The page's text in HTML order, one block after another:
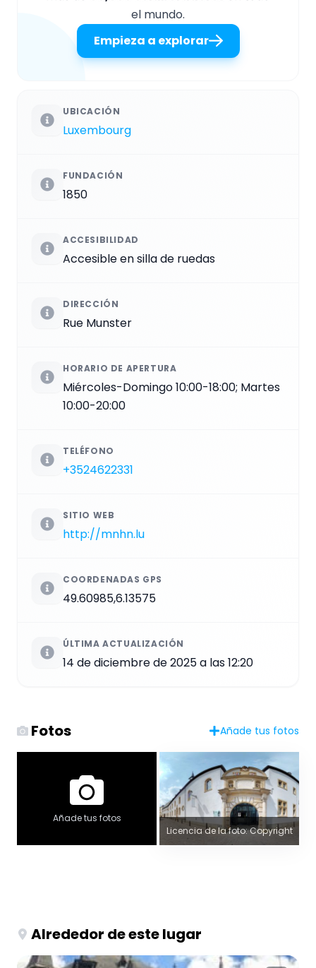
el mundo.
Empieza a explorar
UBICACIÓN
Luxembourg
FUNDACIÓN
1850
ACCESIBILIDAD
Accesible en silla de ruedas
DIRECCIÓN
Rue Munster
HORARIO DE APERTURA
Miércoles-Domingo 10:00-18:00; Martes
10:00-20:00
TELÉFONO
+3524622331
SITIO WEB
http://mnhn.lu
COORDENADAS GPS
49.60985,6.13575
ÚLTIMA ACTUALIZACIÓN
14 de diciembre de 2025 a las 12:20
Fotos Añade tus fotos
Añade tus fotos
Licencia de la foto: Copyright
Alrededor de este lugar